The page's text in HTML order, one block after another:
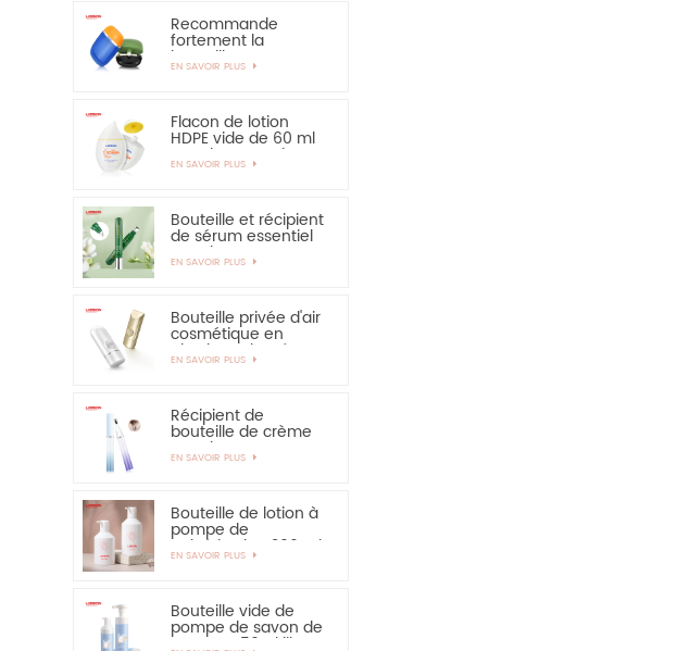
Recommande
fortement la
bouteille en
plastique ovale de
50ml EVOH
EN SAVOIR PLUS
Flacon de lotion
HDPE vide de 60 ml
pour la protection
solaire - vivement
EN SAVOIR PLUS
Bouteille et récipient
de sérum essentiel
pour les yeux,
applicateur en
EN SAVOIR PLUS
Bouteille privée d'air
cosmétique en
plastique de crème
de main de
50ml
EN SAVOIR PLUS
Récipient de
bouteille de crème
pour les yeux PETG
de 15 ml avec
EN SAVOIR PLUS
Bouteille de lotion à
pompe de
pulvérisation 300 ml
350 ml pour
EN SAVOIR PLUS
Bouteille vide de
pompe de savon de
mousse 150ml libre